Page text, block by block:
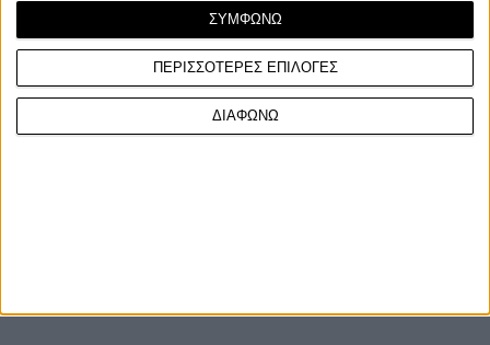
ΠΕΡΙΣΣΟΤΕΡΕΣ ΕΠΙΛΟΓΕΣ
ΔΙΑΦΩΝΩ
ΣΥΜΦΩΝΩ